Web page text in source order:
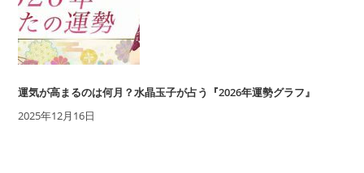
相
手
運気が高まるのは何月？水晶玉子が占う『2026年運勢グラフ』
2025年12月16日